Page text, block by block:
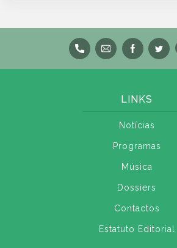
LINKS
Notícias
Programas
Música
Dossiers
Contactos
Estatuto Editorial